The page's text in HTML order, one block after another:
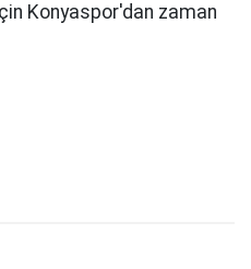
Konyaspor'dan zaman